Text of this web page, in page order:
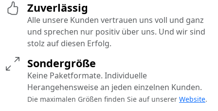
Sondergröße
Keine Paketformate. Individuelle
Herangehensweise an jeden einzelnen Kunden.
Die maximalen Größen finden Sie auf unserer Website.
Zuverlässig
Alle unsere Kunden vertrauen uns voll und ganz
und sprechen nur positiv über uns. Und wir sind
stolz auf diesen Erfolg.